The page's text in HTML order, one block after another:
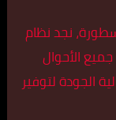
نجد نظام
الأحوال
الجودة لتوفير